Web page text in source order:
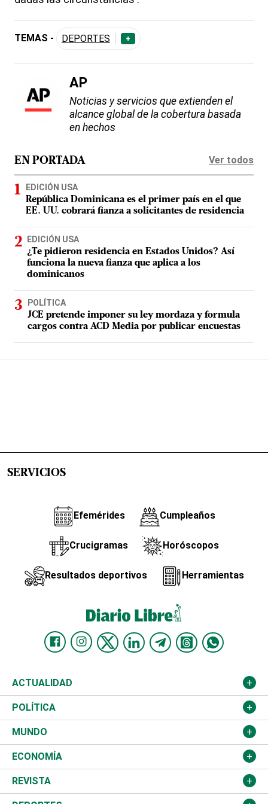
TEMAS - DEPORTES +
AP
Noticias y servicios que extienden el
alcance global de la cobertura basada
en hechos
EN PORTADA Ver todos
EDICIÓN USA
República Dominicana es el primer país en el que
EE. UU. cobrará fianza a solicitantes de residencia
EDICIÓN USA
¿Te pidieron residencia en Estados Unidos? Así
funciona la nueva fianza que aplica a los
dominicanos
POLÍTICA
JCE pretende imponer su ley mordaza y formula
cargos contra ACD Media por publicar encuestas
SERVICIOS
Efemérides Cumpleaños
Crucigramas Horóscopos
Resultados deportivos Herramientas
ACTUALIDAD
Nacional
Ciudad
Educación
Salud
POLÍTICA
Partidos
JCE
TSE
MUNDO
Estados Unidos
América Latina
ECONOMÍA
Finanzas
REVISTA